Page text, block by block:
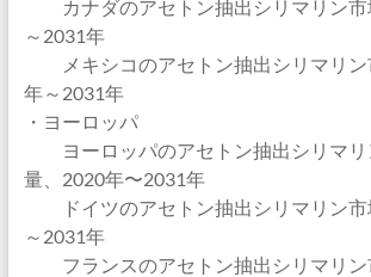
カナダのアセトン抽出シリマリン市
～2031年
メキシコのアセトン抽出シリマリン
年～2031年
・ヨーロッパ
ヨーロッパのアセトン抽出シリマリ
量、2020年〜2031年
ドイツのアセトン抽出シリマリン市
～2031年
フランスのアセトン抽出シリマリン